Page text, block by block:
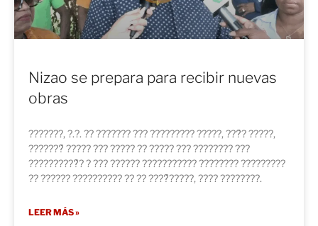
Nizao se prepara para recibir nuevas
obras
???????, ?.?. ?? ??????? ??? ????????? ?????, ???́? ?????,
???????́ ????? ??? ????? ?? ????? ??? ???????? ???
??????????́? ? ??? ?????? ??????????? ???????? ?????????
?? ?????? ?????????? ?? ?? ????́?????, ???? ????????.
LEER MÁS »